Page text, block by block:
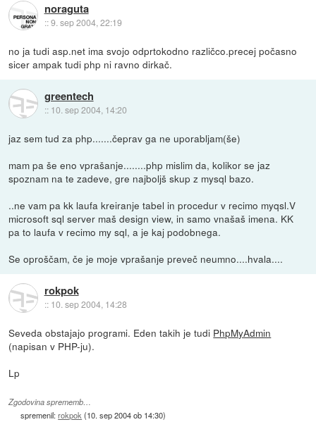
noraguta
::9. sep 2004, 22:19
no ja tudi asp.net ima svojo odprtokodno različco.precej počasno
sicer ampak tudi php ni ravno dirkač.
greentech
:: 10. sep 2004, 14:20
jaz sem tud za php.......čeprav ga ne uporabljam(še)
mam pa še eno vprašanje........php mislim da, kolikor se jaz
spoznam na te zadeve, gre najboljš skup z mysql bazo.
..ne vam pa kk laufa kreiranje tabel in procedur v recimo myqsl.V
microsoft sql server maš design view, in samo vnašaš imena. KK
pa to laufa v recimo my sql, a je kaj podobnega.
Se oproščam, če je moje vprašanje preveč neumno....hvala....
rokpok
:: 10. sep 2004, 14:28
Seveda obstajajo programi. Eden takih je tudi PhpMyAdmin
(napisan v PHP-ju).
Lp
Zgodovina sprememb…
spremenil:rokpok (10. sep 2004 ob 14:30)